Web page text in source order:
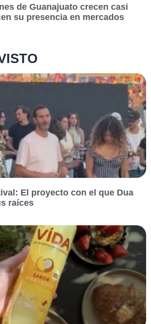
de Guanajuato crecen casi
su presencia en mercados
El proyecto con el que Dua
raíces